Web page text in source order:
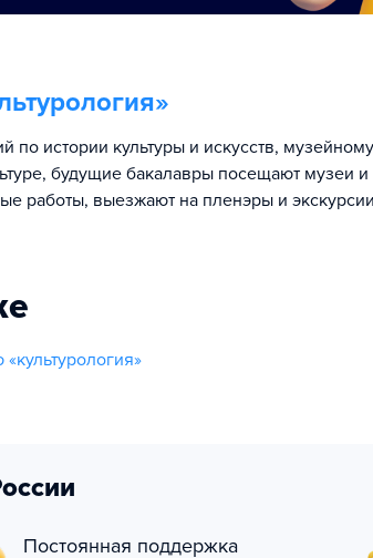
»
по истории культуры и искусств,
будущие бакалавры посещают музеи и
работы, выезжают на пленэры и
Постоянная поддержка